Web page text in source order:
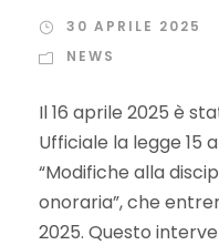
30 APRILE 2025
NEWS
Il 16 aprile 2025 è
Ufficiale la legge 15
“Modifiche alla
onoraria”, che
2025. Questo